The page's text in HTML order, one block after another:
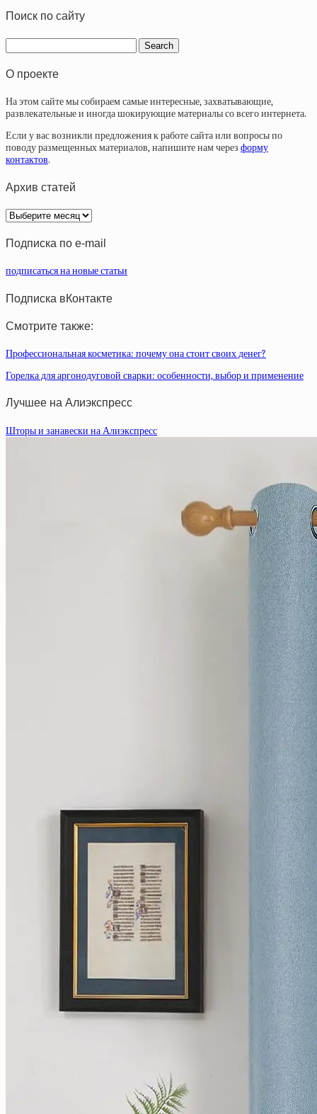
Поиск по сайту
О проекте
На этом сайте мы собираем самые интересные, захватывающие,
развлекательные и иногда шокирующие материалы со всего интернета.
Если у вас возникли предложения к работе сайта или вопросы по
поводу размещенных материалов, напишите нам через форму
контактов.
Архив статей
Архив
статей
Подписка по e-mail
подписаться на новые статьи
Подписка вКонтакте
Смотрите также:
Профессиональная косметика: почему она стоит своих денег?
Горелка для аргонодуговой сварки: особенности, выбор и применение
Лучшее на Алиэкспресс
Шторы и занавески на Алиэкспресс